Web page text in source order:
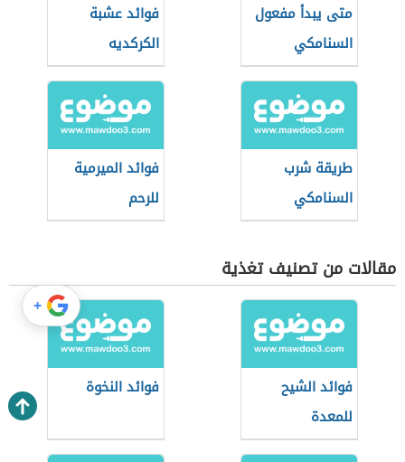
متى يبدأ مفعول
السنامكي
فوائد عشبة
الكركديه
طريقة شرب
السنامكي
فوائد الميرمية
للرحم
مقالات من تصنيف تغذية
فوائد الشيح
للمعدة
فوائد النخوة
+